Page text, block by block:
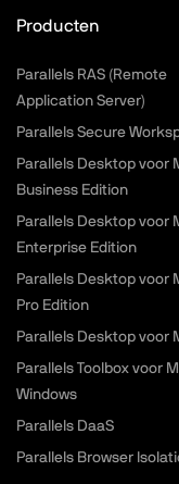
Producten
Parallels RAS (Remote
Application Server)
Parallels Secure
Parallels Desktop voor
Business Edition
Parallels Desktop voor
Enterprise Edition
Parallels Desktop voor
Pro Edition
Parallels Desktop voor
Parallels Toolbox voor
Windows
Parallels DaaS
Parallels Browser